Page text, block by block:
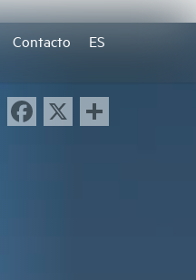
Contacto ES
Facebook
X